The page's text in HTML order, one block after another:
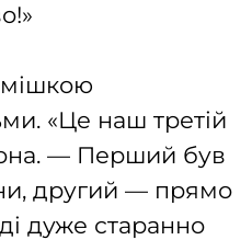
«Це наш третій
— Перший був
другий — прямо
дуже старанно